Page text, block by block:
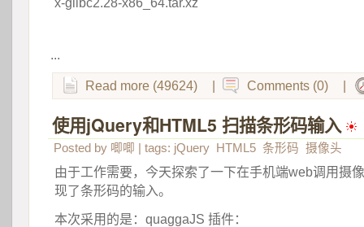
...
Read more (49624) Comments (0)
使用jQuery和HTML5 扫描条形码输入
Posted by 唧唧 | tags: jQuery HTML5 条形码 摄像头
由于工作需要，今天探索了一下在手机端web调用摄
现了条形码的输入。
本次采用的是：quaggaJS 插件：